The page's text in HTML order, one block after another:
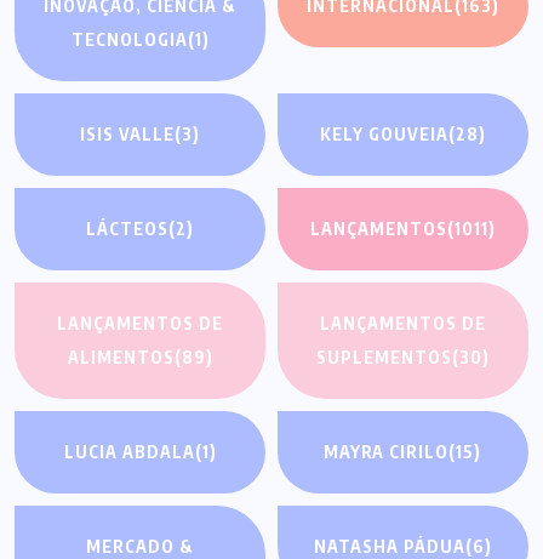
INOVAÇÃO, CIÊNCIA &
TECNOLOGIA(1)
INTERNACIONAL(163)
ISIS VALLE(3) KELY GOUVEIA(28)
LÁCTEOS(2) LANÇAMENTOS(1011)
LANÇAMENTOS DE
ALIMENTOS(89)
LANÇAMENTOS DE
SUPLEMENTOS(30)
LUCIA ABDALA(1) MAYRA CIRILO(15)
MERCADO &
NATASHA PÁDUA(6)